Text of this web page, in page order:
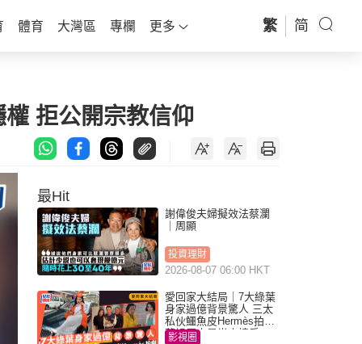
體育 大灣區 專欄 更多 繁 简
拒公開宗教信仰
最Hit
謝偉俊夫婦擬效法蔡瀾
｜周顯
投資理財
2026-08-07 06:00 HKT
愛回家大結局｜7大綠葉
身家過億背景驚人 三太
私伙鱷魚皮Hermès拍劇
蘇姐原來是半山樓后
影視圈